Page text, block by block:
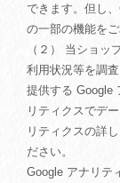
できます。但し
の一部の機能を
（２） 当ショッ
利用状況等を調
提供する Google
リティクスでデ
リティクスの詳
ださい。
Google アナリテ